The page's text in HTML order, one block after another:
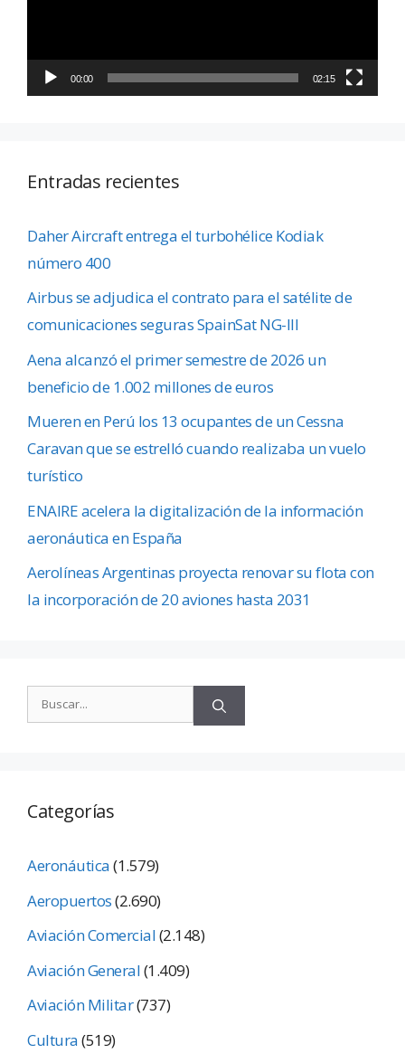
00:00 02:15
Entradas recientes
Daher Aircraft entrega el turbohélice Kodiak
número 400
Airbus se adjudica el contrato para el satélite de
comunicaciones seguras SpainSat NG-III
Aena alcanzó el primer semestre de 2026 un
beneficio de 1.002 millones de euros
Mueren en Perú los 13 ocupantes de un Cessna
Caravan que se estrelló cuando realizaba un vuelo
turístico
ENAIRE acelera la digitalización de la información
aeronáutica en España
Aerolíneas Argentinas proyecta renovar su flota con
la incorporación de 20 aviones hasta 2031
Categorías
Aeronáutica(1.579)
Aeropuertos(2.690)
Aviación Comercial(2.148)
Aviación General(1.409)
Aviación Militar(737)
Cultura(519)